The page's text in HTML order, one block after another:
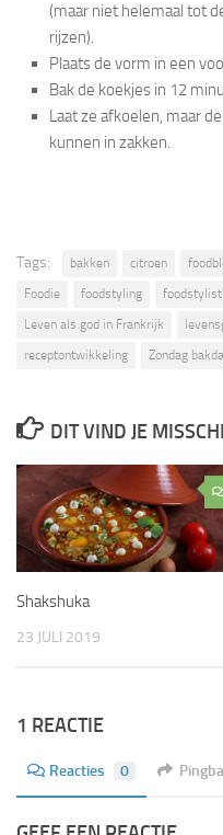
(maar niet helemaal tot
rijzen).
Plaats de vorm in een
Bak de koekjes in 12
Laat ze afkoelen, maar
kunnen in zakken.
Tags: bakken citroen
Foodie
foodstyling foodstylist
Leven als god in Frankrijk
receptontwikkeling
Zondag
DIT VIND JE
Shakshuka
23 JULI 2019
1 REACTIE
Reacties 0